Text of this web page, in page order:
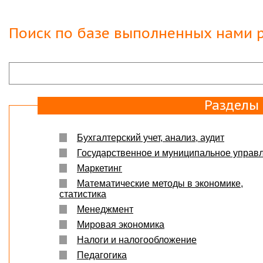
Яна
06.10.2017
Поиск по базе выполненных нами
Бухгалтерский учет, анализ, аудит
Государственное и муниципальное
Маркетинг
Математические методы в экономике,
статистика
Менеджмент
Мировая экономика
Налоги и налогообложение
Педагогика